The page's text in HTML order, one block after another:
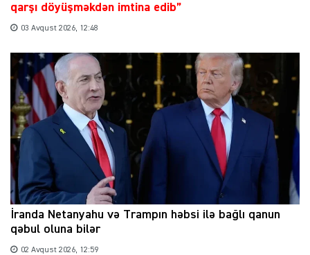
qarşı döyüşməkdən imtina edib”
03 Avqust 2026, 12:48
İranda Netanyahu və Trampın həbsi ilə bağlı qanun
qəbul oluna bilər
02 Avqust 2026, 12:59